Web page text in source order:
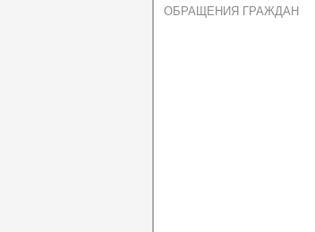
ОБРАЩЕНИЯ ГРАЖДАН